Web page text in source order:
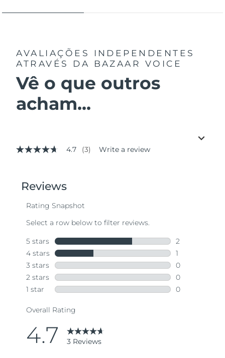
AVALIAÇÕES INDEPENDENTES
ATRAVÉS DA BAZAAR VOICE
Vê o que outros
acham...
4.7
stars,
average
value.
Same
page
link.
4.7 (3) Write a review